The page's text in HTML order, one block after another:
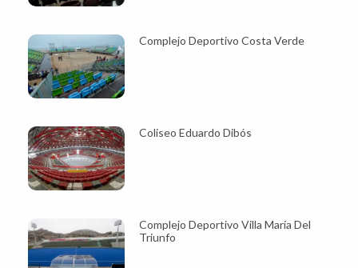
Complejo Deportivo Costa Verde
Coliseo Eduardo Dibós
Complejo Deportivo Villa María Del
Triunfo